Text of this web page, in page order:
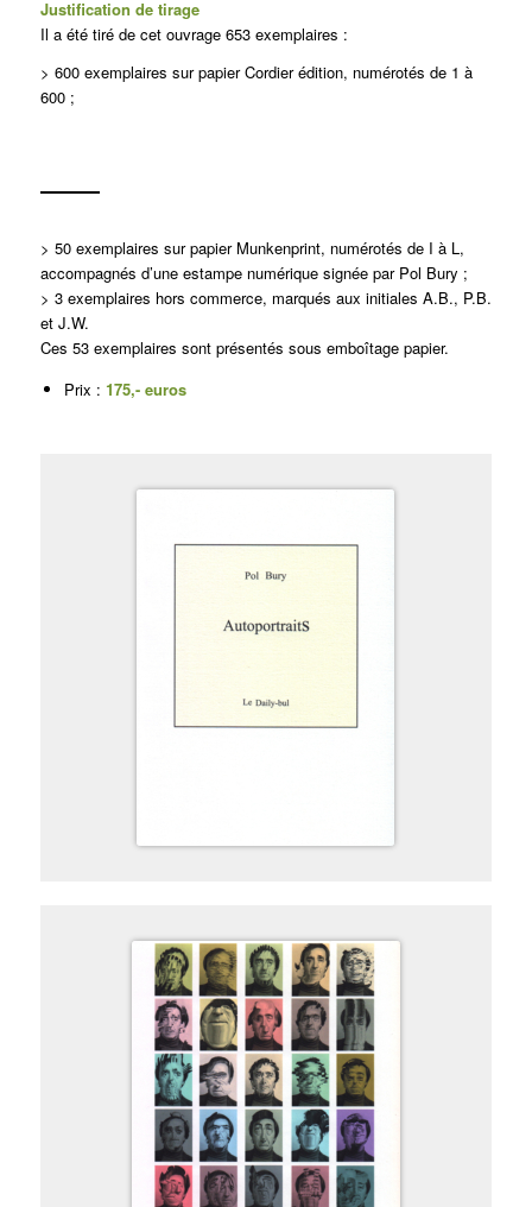
Justification de tirage
Il a été tiré de cet ouvrage 653 exemplaires :
> 600 exemplaires sur papier Cordier édition, numérotés de 1 à
600 ;
> 50 exemplaires sur papier Munkenprint, numérotés de I à L,
accompagnés d’une estampe numérique signée par Pol Bury ;
> 3 exemplaires hors commerce, marqués aux initiales A.B., P.B.
et J.W.
Ces 53 exemplaires sont présentés sous emboîtage papier.
Prix : 175,- euros